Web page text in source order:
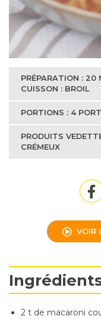
PRÉPARATION : 20
CUISSON : BROIL
PORTIONS : 4
PRODUITS
CRÉMEUX
VOIR
2 t de macaroni